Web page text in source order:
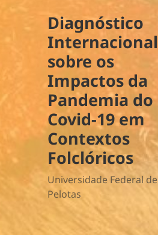
Diagnóstico
Internacional
sobre os
Impactos da
Pandemia do
Covid-19 em
Contextos
Folclóricos
Universidade Federal de
Pelotas